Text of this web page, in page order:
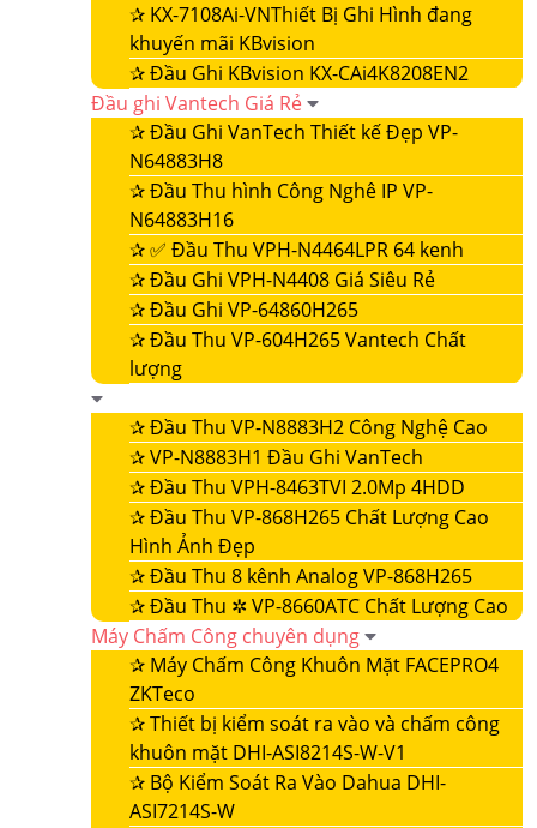
✰ KX-7108Ai-VNThiết Bị Ghi Hình đang
khuyến mãi KBvision
✰Đầu Ghi KBvision KX-CAi4K8208EN2
Đầu ghi Vantech Giá Rẻ
✰Đầu Ghi VanTech Thiết kế Đẹp VP-
N64883H8
✰Đầu Thu hình Công Nghê IP VP-
N64883H16
✰✅ Đầu Thu VPH-N4464LPR 64 kenh
✰Đầu Ghi VPH-N4408 Giá Siêu Rẻ
✰Đầu Ghi VP-64860H265
✰Đầu Thu VP-604H265 Vantech Chất
lượng
✰Đầu Thu VP-N8883H2 Công Nghệ Cao
✰VP-N8883H1 Đầu Ghi VanTech
✰Đầu Thu VPH-8463TVI 2.0Mp 4HDD
✰Đầu Thu VP-868H265 Chất Lượng Cao
Hình Ảnh Đẹp
✰Đầu Thu 8 kênh Analog VP-868H265
✰Đầu Thu ✲ VP-8660ATC Chất Lượng Cao
Máy Chấm Công chuyên dụng
✰ Máy Chấm Công Khuôn Mặt FACEPRO4
ZKTeco
✰Thiết bị kiểm soát ra vào và chấm công
khuôn mặt DHI-ASI8214S-W-V1
✰ Bộ Kiểm Soát Ra Vào Dahua DHI-
ASI7214S-W